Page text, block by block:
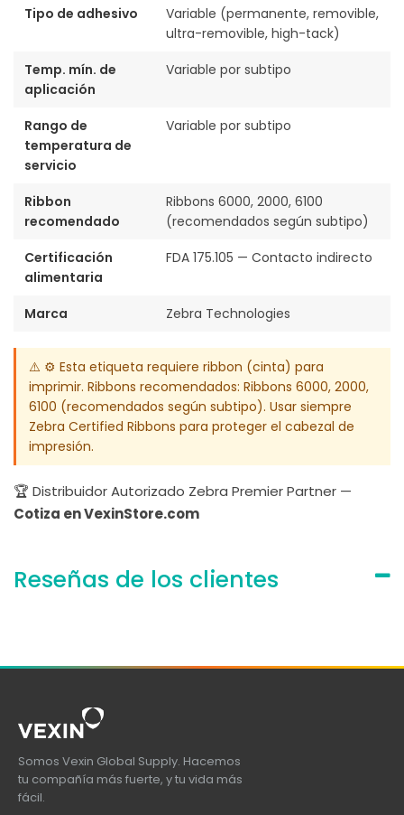
Tipo de adhesivo
Variable (permanente, removible,
ultra-removible, high-tack)
Temp. mín. de
aplicación
Variable por subtipo
Rango de
temperatura de
servicio
Variable por subtipo
Ribbon
recomendado
Ribbons 6000, 2000, 6100
(recomendados según subtipo)
Certificación
alimentaria
FDA 175.105 — Contacto indirecto
Marca Zebra Technologies
⚠️ ⚙️ Esta etiqueta requiere ribbon (cinta) para
imprimir. Ribbons recomendados: Ribbons 6000, 2000,
6100 (recomendados según subtipo). Usar siempre
Zebra Certified Ribbons para proteger el cabezal de
impresión.
🏆 Distribuidor Autorizado Zebra Premier Partner —
Cotiza en VexinStore.com
Reseñas de los clientes
Somos Vexin Global Supply. Hacemos
tu compañía más fuerte, y tu vida más
fácil.